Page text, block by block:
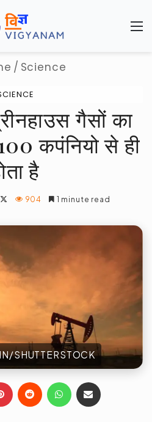
/ Science
गैसों का
कपंनियो से ही
है
Follow
X
904 1 minute read
SHUTTERSTOCK
Pinterest
Reddit WhatsApp